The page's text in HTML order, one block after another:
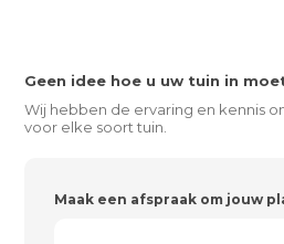
Geen idee hoe u uw tuin in
Wij hebben de ervaring en kennis
voor elke soort tuin.
Maak een afspraak om jouw